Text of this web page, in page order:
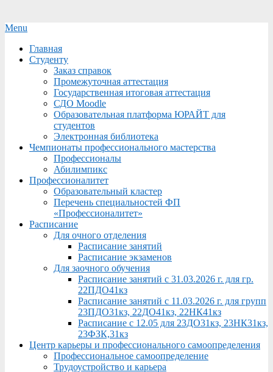
Secondary
Menu
Menu
Главная
Студенту
Заказ справок
Промежуточная аттестация
Государственная итоговая аттестация
СДО Moodle
Образовательная платформа ЮРАЙТ для
студентов
Электронная библиотека
Чемпионаты профессионального мастерства
Профессионалы
Абилимпикс
Профессионалитет
Образовательный кластер
Перечень специальностей ФП
«Профессионалитет»
Расписание
Для очного отделения
Расписание занятий
Расписание экзаменов
Для заочного обучения
Расписание занятий с 31.03.2026 г. для гр.
22ПДО41кз
Расписание занятий с 11.03.2026 г. для групп
23ПДО31кз, 22ДО41кз, 22НК41кз
Расписание с 12.05 для 23ДО31кз, 23НК31кз,
23ФЗК,31кз
Центр карьеры и профессионального самоопределения
Профессиональное самоопределение
Трудоустройство и карьера